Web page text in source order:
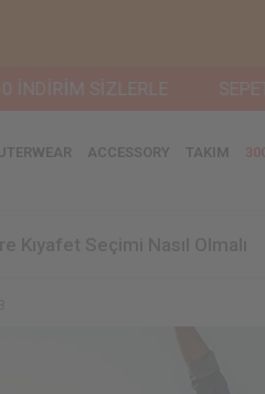
SEPETTE NET
ACCESSORY TAKIM